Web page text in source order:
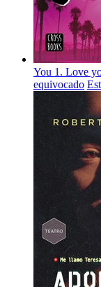
You 1. Love
equivocado